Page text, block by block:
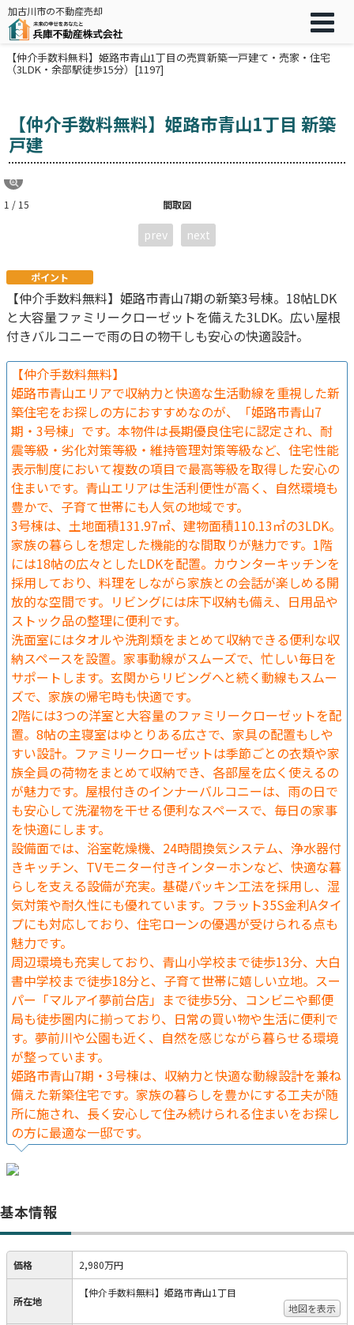
加古川市の不動産売却
【仲介手数料無料】姫路市青山1丁目の売買新築一戸建て・売家・住宅
（3LDK・余部駅徒歩15分）[1197]
【仲介手数料無料】姫路市青山1丁目 新築
戸建
間取図
1 / 15
prev next
ポイント
【仲介手数料無料】姫路市青山7期の新築3号棟。18帖LDK
と大容量ファミリークローゼットを備えた3LDK。広い屋根
付きバルコニーで雨の日の物干しも安心の快適設計。
【仲介手数料無料】
姫路市青山エリアで収納力と快適な生活動線を重視した新
築住宅をお探しの方におすすめなのが、「姫路市青山7
期・3号棟」です。本物件は長期優良住宅に認定され、耐
震等級・劣化対策等級・維持管理対策等級など、住宅性能
表示制度において複数の項目で最高等級を取得した安心の
住まいです。青山エリアは生活利便性が高く、自然環境も
豊かで、子育て世帯にも人気の地域です。
3号棟は、土地面積131.97㎡、建物面積110.13㎡の3LDK。
家族の暮らしを想定した機能的な間取りが魅力です。1階
には18帖の広々としたLDKを配置。カウンターキッチンを
採用しており、料理をしながら家族との会話が楽しめる開
放的な空間です。リビングには床下収納も備え、日用品や
ストック品の整理に便利です。
洗面室にはタオルや洗剤類をまとめて収納できる便利な収
納スペースを設置。家事動線がスムーズで、忙しい毎日を
サポートします。玄関からリビングへと続く動線もスムー
ズで、家族の帰宅時も快適です。
2階には3つの洋室と大容量のファミリークローゼットを配
置。8帖の主寝室はゆとりある広さで、家具の配置もしや
すい設計。ファミリークローゼットは季節ごとの衣類や家
族全員の荷物をまとめて収納でき、各部屋を広く使えるの
が魅力です。屋根付きのインナーバルコニーは、雨の日で
も安心して洗濯物を干せる便利なスペースで、毎日の家事
を快適にします。
設備面では、浴室乾燥機、24時間換気システム、浄水器付
きキッチン、TVモニター付きインターホンなど、快適な暮
らしを支える設備が充実。基礎パッキン工法を採用し、湿
気対策や耐久性にも優れています。フラット35S金利Aタイ
プにも対応しており、住宅ローンの優遇が受けられる点も
魅力です。
周辺環境も充実しており、青山小学校まで徒歩13分、大白
書中学校まで徒歩18分と、子育て世帯に嬉しい立地。スー
パー「マルアイ夢前台店」まで徒歩5分、コンビニや郵便
局も徒歩圏内に揃っており、日常の買い物や生活に便利で
す。夢前川や公園も近く、自然を感じながら暮らせる環境
が整っています。
姫路市青山7期・3号棟は、収納力と快適な動線設計を兼ね
備えた新築住宅です。家族の暮らしを豊かにする工夫が随
所に施され、長く安心して住み続けられる住まいをお探し
の方に最適な一邸です。
基本情報
価格 2,980万円
所在地
【仲介手数料無料】姫路市青山1丁目
地図を表示